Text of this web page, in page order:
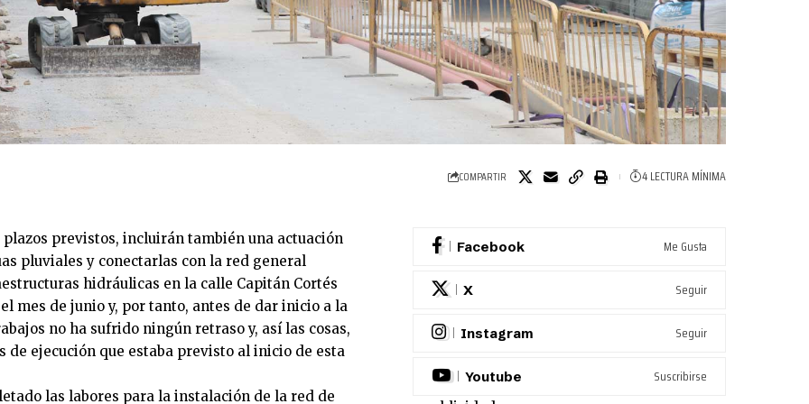
COMPARTIR 4 LECTURA MÍNIMA
previstos, incluirán también una actuación
pluviales y conectarlas con la red general
hidráulicas en la calle Capitán Cortés
mes de junio y, por tanto, antes de dar inicio a la
no ha sufrido ningún retraso y, así las cosas,
de ejecución que estaba previsto al inicio de esta
las labores para la instalación de la red de
Facebook Me Gusta
X Seguir
Instagram Seguir
Youtube Suscribirse